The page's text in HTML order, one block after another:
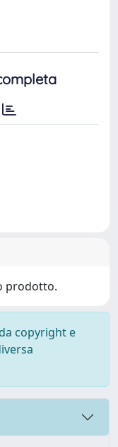
prodotto.
copyright e